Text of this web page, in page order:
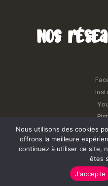
Nos
Kréatiss © 2026.
Nous utilisons des cookies
offrons la meilleure
continuez à utiliser ce site,
êtes
J'accepte